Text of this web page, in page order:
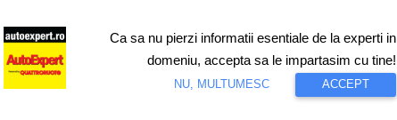
Test drive Motorsport Proiecte speciale Video
Ca sa nu pierzi informatii esentiale de la experti in
domeniu, accepta sa le impartasim cu tine!
NU, MULTUMESC ACCEPT